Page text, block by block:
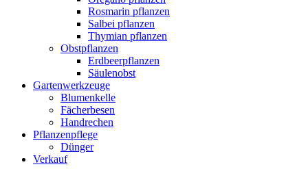
Rosmarin pflanzen
Salbei pflanzen
Thymian pflanzen
Obstpflanzen
Erdbeerpflanzen
Säulenobst
Gartenwerkzeuge
Blumenkelle
Fächerbesen
Handrechen
Pflanzenpflege
Dünger
Verkauf